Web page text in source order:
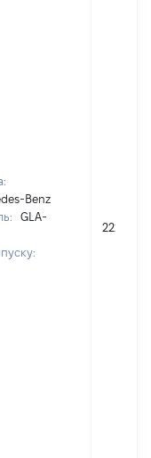
Benz
GLA-
222612